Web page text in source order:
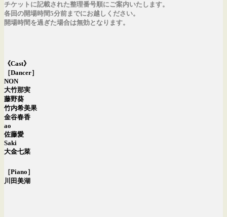
チケットに記載された整理番号順にご案内いたします。
各回の開場時間5分前までにお越しください。
開場時間を過ぎた場合は無効となります。
《Cast》
［Dancer］
NON
大竹那実
藤野葵
竹内希美果
金谷春香
ao
佐藤愛
Saki
大金七菜
［Piano］
川田美湖